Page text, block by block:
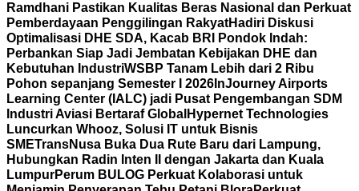
Ramdhani Pastikan Kualitas Beras Nasional dan Perkuat
Pemberdayaan Penggilingan RakyatHadiri Diskusi
Optimalisasi DHE SDA, Kacab BRI Pondok Indah:
Perbankan Siap Jadi Jembatan Kebijakan DHE dan
Kebutuhan IndustriWSBP Tanam Lebih dari 2 Ribu
Pohon sepanjang Semester I 2026 InJourney Airports
Learning Center (IALC) jadi Pusat Pengembangan SDM
Industri Aviasi Bertaraf Global Hypernet Technologies
Luncurkan Whooz, Solusi IT untuk Bisnis
SMETransNusa Buka Dua Rute Baru dari Lampung,
Hubungkan Radin Inten II dengan Jakarta dan Kuala
LumpurPerum BULOG Perkuat Kolaborasi untuk